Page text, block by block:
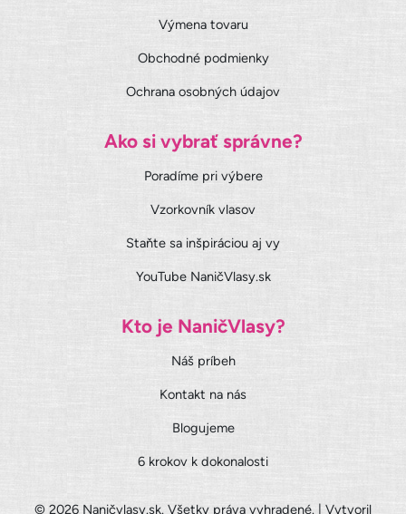
Výmena tovaru
Obchodné podmienky
Ochrana osobných údajov
Ako si vybrať správne?
Poradíme pri výbere
Vzorkovník vlasov
Staňte sa inšpiráciou aj vy
YouTube NaničVlasy.sk
Kto je NaničVlasy?
Náš príbeh
Kontakt na nás
Blogujeme
6 krokov k dokonalosti
© 2026 Naničvlasy.sk. Všetky práva vyhradené. | Vytvoril